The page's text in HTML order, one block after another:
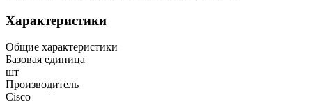
Характеристики
Общие характеристики
Базовая единица
шт
Производитель
Cisco